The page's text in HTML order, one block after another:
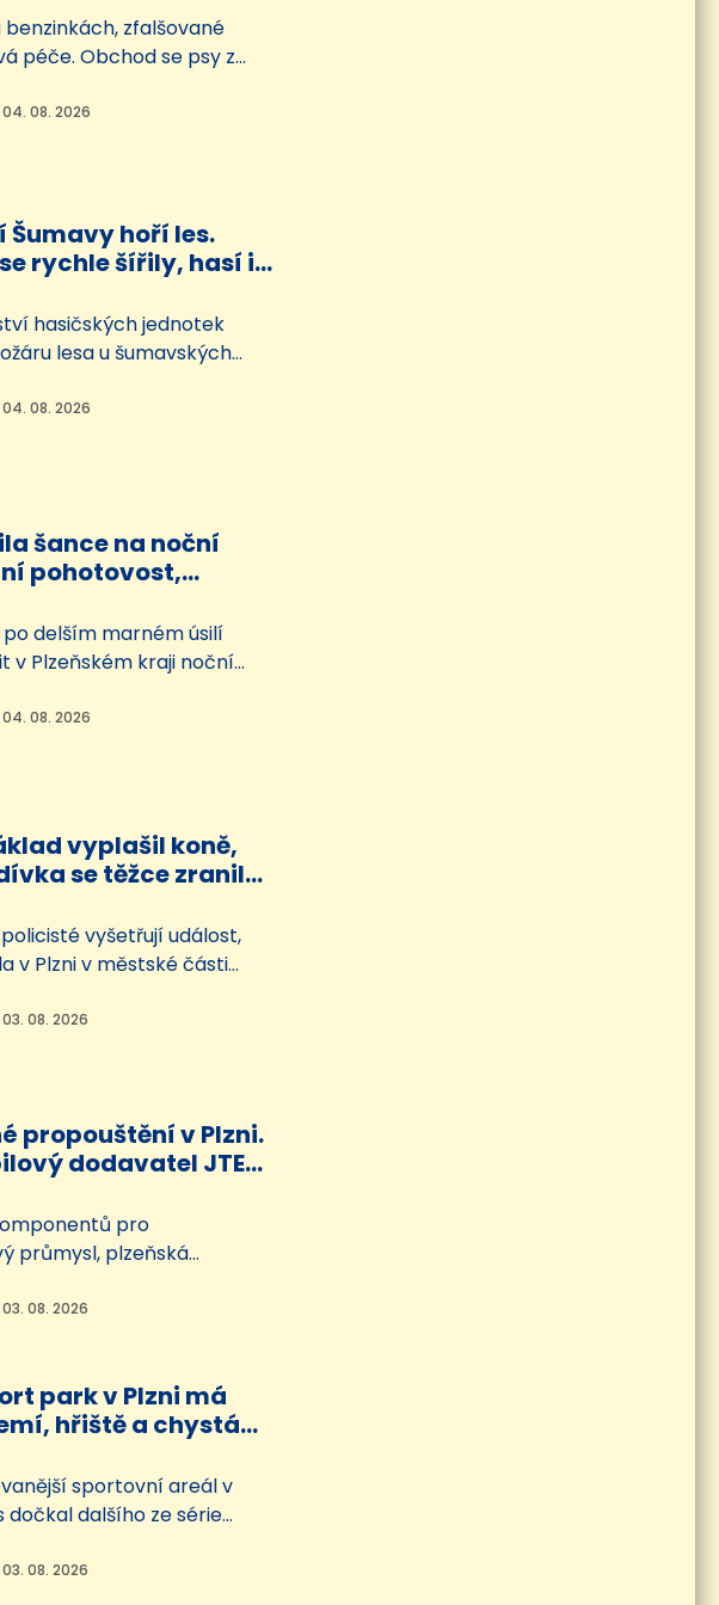
benzinkách, zfalšované
péče. Obchod se psy z
Česká vrátit smrtelnou
roce a půl rozmohl
08. 2026
Šumavy hoří les.
rychle šířily, hasí i
hasičských jednotek
lesa u šumavských
komplikoval těžko přístupný
08. 2026
šance na noční
pohotovost,
po delším marném úsilí
v Plzeňském kraji noční
Plzně Roman
08. 2026
vyplašil koně,
se těžce zranila.
policisté vyšetřují událost,
v Plzni v městské části
nákladním vozíkem kolem
08. 2026
propouštění v Plzni.
dodavatel JTEKT
pro
průmysl, plzeňská
polovina zaměstnanců.
restrukturalizaci firem v
08. 2026
park v Plzni má
hřiště a chystá
sportovní areál v
dočkal dalšího ze série
má nový víceúčelový
08. 2026